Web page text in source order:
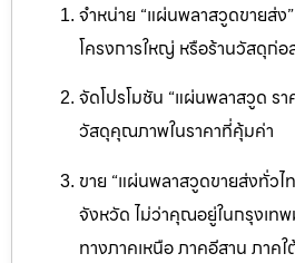
จำหน่าย “แผ่นพลาสวูดขายส่ง
โครงการใหญ่ หรือร้านวัสดุก่อ
จัดโปรโมชัน “แผ่นพลาสวูด ร
วัสดุคุณภาพในราคาที่คุ้มค่า
ขาย “แผ่นพลาสวูดขายส่งทั่ว
จังหวัด ไม่ว่าคุณอยู่ในกรุงเท
ทางภาคเหนือ ภาคอีสาน ภาคใ